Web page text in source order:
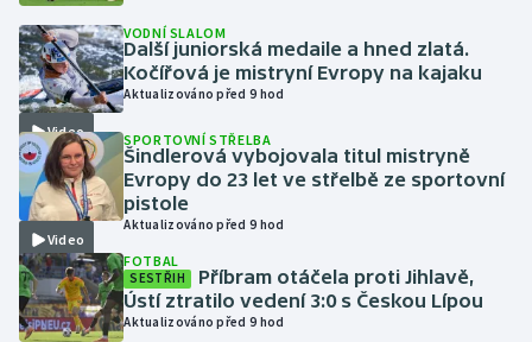
Házená
Jezdectví
Judo
Krasobruslení
Lezení
Lyže a snowboard
Video
VODNÍ SLALOM
Další juniorská medaile a hned zlatá.
Kočířová je mistryní Evropy na kajaku
Aktualizováno před 9 hod
Video
SPORTOVNÍ STŘELBA
Šindlerová vybojovala titul mistryně
Evropy do 23 let ve střelbě ze sportovní
pistole
Aktualizováno před 9 hod
FOTBAL
SESTŘIH
Příbram otáčela proti Jihlavě,
Ústí ztratilo vedení 3:0 s Českou Lípou
Aktualizováno před 9 hod